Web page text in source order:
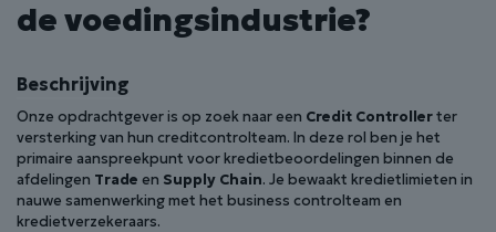
de voedingsindustrie?
Beschrijving
Onze opdrachtgever is op zoek naar een Credit Controllerter
versterking van hun creditcontrolteam. In deze rol ben je het
primaire aanspreekpunt voor kredietbeoordelingen binnen de
afdelingen Trade en Supply Chain. Je bewaakt kredietlimieten in
nauwe samenwerking met het business controlteam en
kredietverzekeraars.